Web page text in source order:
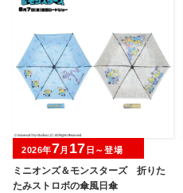
ミニオンズ＆モンスターズ 折りた
たみストロボの傘風日傘
2026年7月 17 日～登場